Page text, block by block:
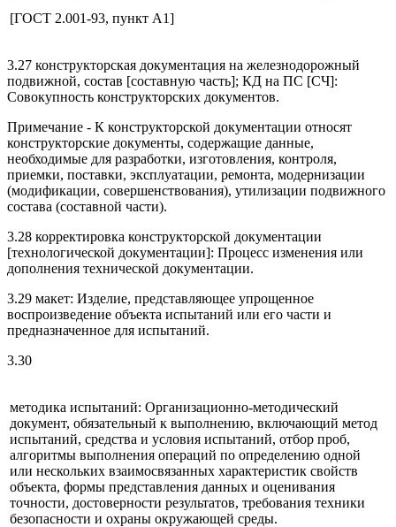
[ГОСТ 2.001-93, пункт А1]
3.27 конструкторская документация на железнодорожный
подвижной, состав [составную часть]; КД на ПС [СЧ]:
Совокупность конструкторских документов.
Примечание - К конструкторской документации относят
конструкторские документы, содержащие данные,
необходимые для разработки, изготовления, контроля,
приемки, поставки, эксплуатации, ремонта, модернизации
(модификации, совершенствования), утилизации подвижного
состава (составной части).
3.28 корректировка конструкторской документации
[технологической документации]: Процесс изменения или
дополнения технической документации.
3.29 макет: Изделие, представляющее упрощенное
воспроизведение объекта испытаний или его части и
предназначенное для испытаний.
3.30
методика испытаний: Организационно-методический
документ, обязательный к выполнению, включающий метод
испытаний, средства и условия испытаний, отбор проб,
алгоритмы выполнения операций по определению одной
или нескольких взаимосвязанных характеристик свойств
объекта, формы представления данных и оценивания
точности, достоверности результатов, требования техники
безопасности и охраны окружающей среды.